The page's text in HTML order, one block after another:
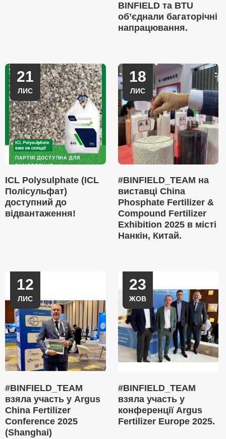
BINFIELD та BTU
об’єднали багаторічні
напрацювання.
21
ЛИС
ICL Polysulphate (ICL
Полісульфат)
доступний до
відвантаження!
18
ЛИС
#BINFIELD_TEAM на
виставці China
Phosphate Fertilizer &
Compound Fertilizer
Exhibition 2025 в місті
Нанкін, Китай.
12
ЛИС
#BINFIELD_TEAM
взяла участь у Argus
China Fertilizer
Conference 2025
(Shanghai)
23
ЖОВ
#BINFIELD_TEAM
взяла участь у
конференції Argus
Fertilizer Europe 2025.